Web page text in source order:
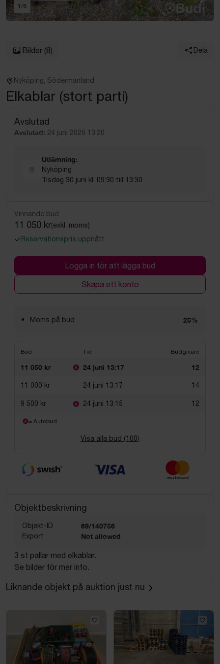
1 /8
Bilder (8) Dela
Nyköping, Södermanland
Elkablar (stort parti)
Avslutad
Avslutad: 24 juni 2026 13:20
Utlämning:
Nyköping
Tisdag 30 juni kl. 09:30 till 13:30
Vinnande bud
11 050 kr(exkl. moms)
Reservationspris uppnått
Logga in för att lägga bud
Skapa ett konto
Moms på bud 25%
Bud Tid Budgivare
11 050 kr 24 juni 13:17 12
11 000 kr 24 juni 13:17 14
9 500 kr 24 juni 13:15 12
= Autobud
Visa alla bud (100)
Objektbeskrivning
Objekt-ID 69/140756
Export Not allowed
3 st pallar med elkablar.
Se bilder för mer info.
Liknande objekt på auktion just nu